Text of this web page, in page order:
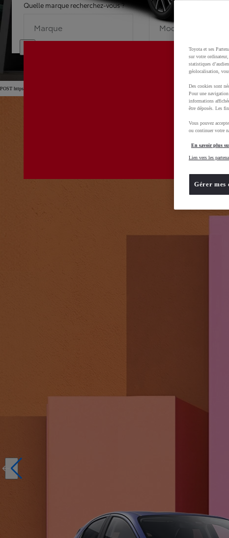
Quelle marque recherchez-vous ?
Marque
Quel modèle recherchez-
Modèle
POST https://usc-webcomponents.toyota-europe.com/v1/car-filter-header/fr/
Toyota et ses
sur votre
statistiques
géolocalisation,
Des cookies sont
Pour une
informations
être déposés. Les
Vous pouvez
ou continuer votre
En savoir plus
Lien vers les
Gérer mes